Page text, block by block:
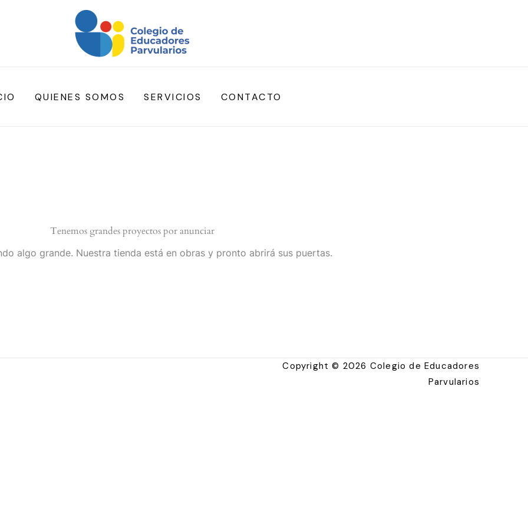
QUIENES SOMOS SERVICIOS CONTACTO
Tenemos grandes proyectos por anunciar
algo grande. Nuestra tienda está en obras y pronto abrirá sus puertas.
Copyright © 2026 Colegio de Educadores
Parvularios